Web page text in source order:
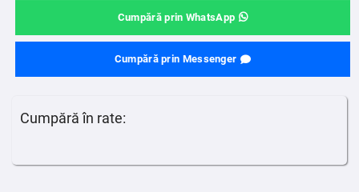
Cumpără prin WhatsApp
Cumpără prin Messenger
Cumpără în rate: